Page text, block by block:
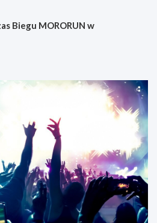
Biegu MORORUN w